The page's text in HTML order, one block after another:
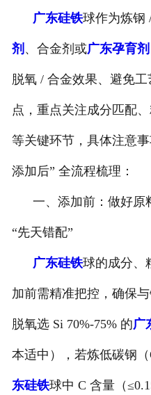
广东硅铁球作为炼钢
剂 、合金剂或广东孕育剂
脱氧 / 合金效果、避免
点，重点关注成分匹配
等关键环节，具体注意事
添加后” 全流程梳理：
一、添加前：做好原
“先天错配”
广东硅铁球的成分、
加前需精准把控，确保
脱氧选 Si 70%-75% 的广
本适中），若炼低碳钢
东硅铁球中 C 含量（